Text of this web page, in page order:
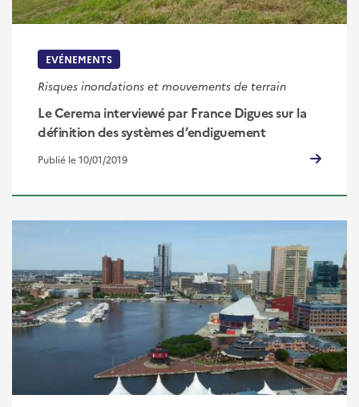
EVÉNEMENTS
Risques inondations et mouvements de terrain
Le Cerema interviewé par France Digues sur la
définition des systèmes d’endiguement
Publié le 10/01/2019